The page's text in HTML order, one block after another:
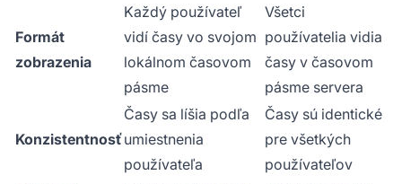
Formát
zobrazenia
Každý používateľ
vidí časy vo svojom
lokálnom časovom
pásme
Všetci
používatelia vidia
časy v časovom
pásme servera
Konzistentnosť
Časy sa líšia podľa
umiestnenia
používateľa
Časy sú identické
pre všetkých
používateľov